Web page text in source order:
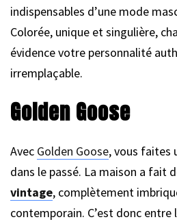
indispensables d’une mode
Colorée, unique et singulière,
évidence votre personnalité
irremplaçable.
Golden Goose
Avec Golden Goose, vous faites
dans le passé. La maison a fait
vintage, complètement
contemporain. C’est donc